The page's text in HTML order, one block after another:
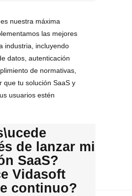
nuestra máxima
las mejores
industria, incluyendo
datos, autenticación
de normativas,
que tu solución SaaS y
usuarios estén
de lanzar mi
SaaS?
Vidasoft
continuo?